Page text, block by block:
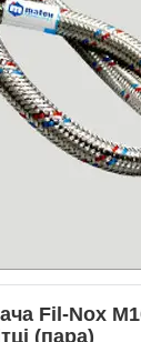
Fil-Nox
(пара)